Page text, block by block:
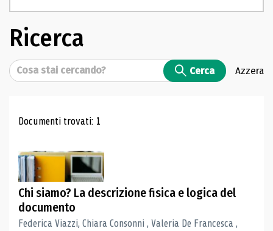
Ricerca
Cerca Cerca Azzera
Risultati di ricerca
Documenti trovati: 1
Chi siamo? La descrizione fisica e logica del
documento
Federica Viazzi, Chiara Consonni , Valeria De Francesca ,